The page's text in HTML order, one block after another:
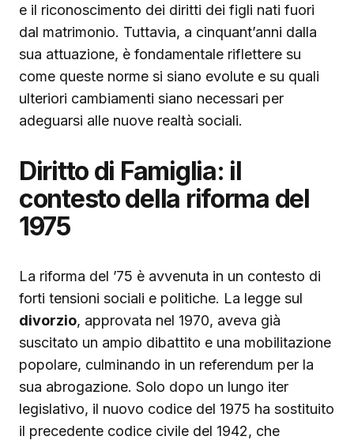
e il riconoscimento dei diritti dei figli nati fuori
dal matrimonio. Tuttavia, a cinquant’anni dalla
sua attuazione, è fondamentale riflettere su
come queste norme si siano evolute e su quali
ulteriori cambiamenti siano necessari per
adeguarsi alle nuove realtà sociali.
Diritto di Famiglia: il
contesto della riforma del
1975
La riforma del ’75 è avvenuta in un contesto di
forti tensioni sociali e politiche. La legge sul
divorzio, approvata nel 1970, aveva già
suscitato un ampio dibattito e una mobilitazione
popolare, culminando in un referendum per la
sua abrogazione. Solo dopo un lungo iter
legislativo, il nuovo codice del 1975 ha sostituito
il precedente codice civile del 1942, che